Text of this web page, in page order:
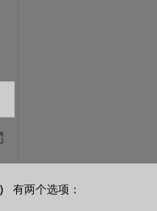
有两个选项：